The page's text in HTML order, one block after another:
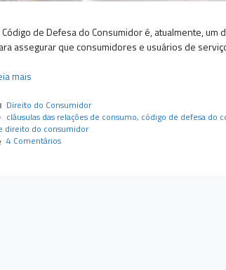
Código de Defesa do Consumidor é, atualmente,
assegurar que consumidores e usuários de
mais
Categorias
Direito do Consumidor
Tags
cláusulas das relações de consumo, código de defesa do
direito do consumidor
4 Comentários